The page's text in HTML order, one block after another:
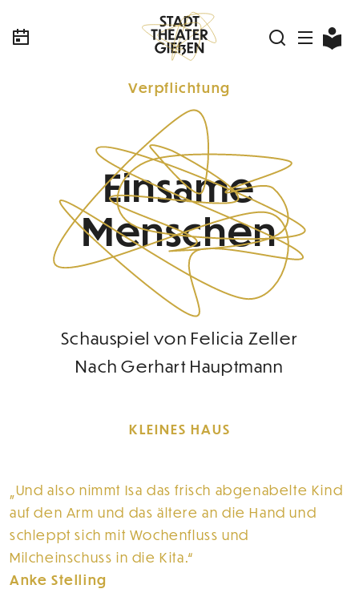
Verpflichtung
Einsame
Menschen
Schauspiel von Felicia Zeller
Nach Gerhart Hauptmann
KLEINES HAUS
Und also nimmt Isa das frisch abgenabelte Kind
auf den Arm und das ältere an die Hand und
schleppt sich mit Wochenfluss und
Milcheinschuss in die Kita.
Anke Stelling